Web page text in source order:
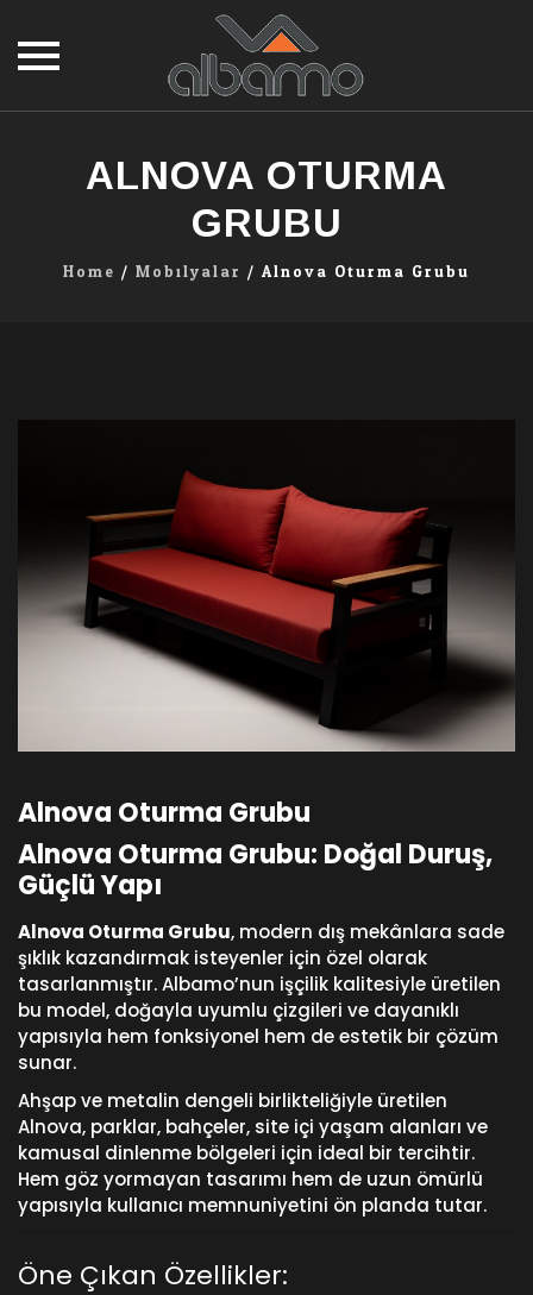
ALNOVA OTURMA
GRUBU
Home / Mobilyalar / Alnova Oturma Grubu
Alnova Oturma Grubu
Alnova Oturma Grubu: Doğal Duruş,
Güçlü Yapı
Alnova Oturma Grubu, modern dış mekânlara sade
şıklık kazandırmak isteyenler için özel olarak
tasarlanmıştır. Albamo’nun işçilik kalitesiyle üretilen
bu model, doğayla uyumlu çizgileri ve dayanıklı
yapısıyla hem fonksiyonel hem de estetik bir çözüm
sunar.
Ahşap ve metalin dengeli birlikteliğiyle üretilen
Alnova, parklar, bahçeler, site içi yaşam alanları ve
kamusal dinlenme bölgeleri için ideal bir tercihtir.
Hem göz yormayan tasarımı hem de uzun ömürlü
yapısıyla kullanıcı memnuniyetini ön planda tutar.
Öne Çıkan Özellikler: